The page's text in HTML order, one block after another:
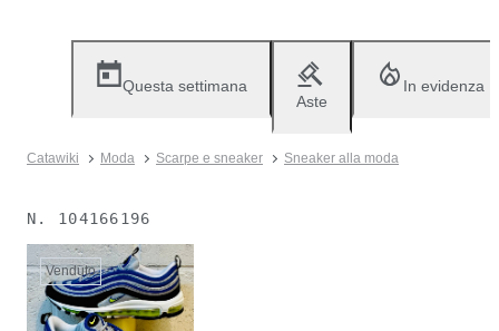
Questa settimana
Aste
In evidenza
Catawiki Moda Scarpe e sneaker Sneaker alla moda
N. 104166196
Venduto